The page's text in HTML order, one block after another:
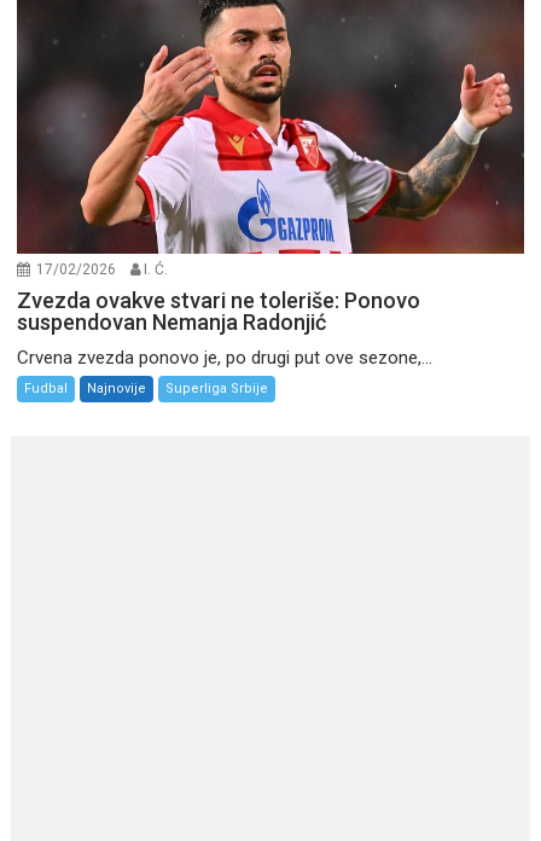
17/02/2026 I. Ć.
Zvezda ovakve stvari ne toleriše: Ponovo
suspendovan Nemanja Radonjić
Crvena zvezda ponovo je, po drugi put ove sezone,...
Fudbal Najnovije Superliga Srbije